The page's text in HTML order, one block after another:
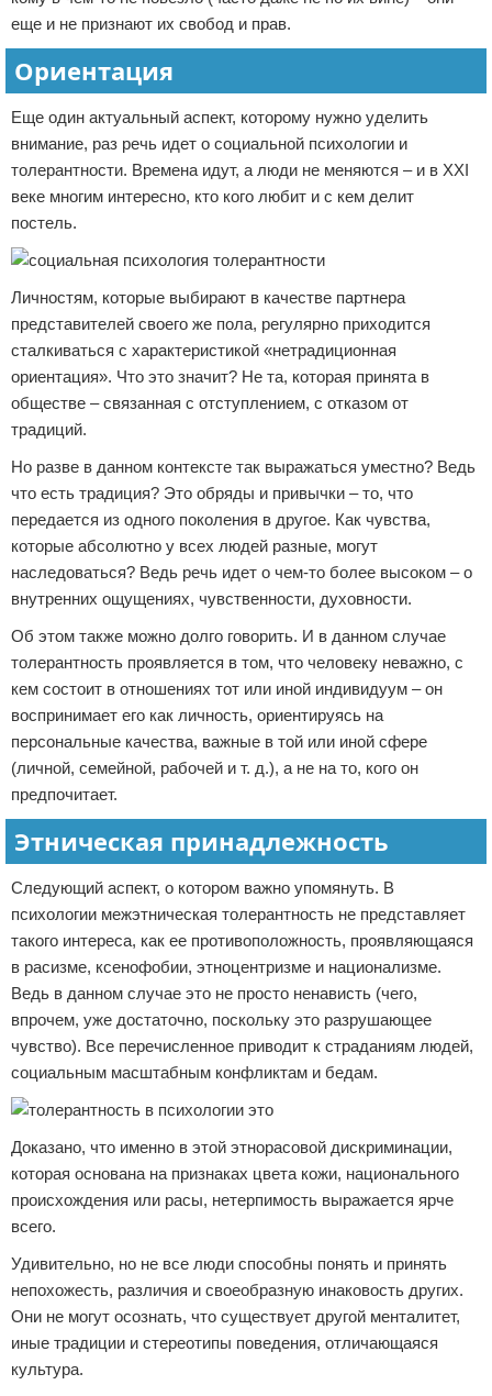
еще и не признают их свобод и прав.
Ориентация
Еще один актуальный аспект, которому нужно уделить
внимание, раз речь идет о социальной психологии и
толерантности. Времена идут, а люди не меняются – и в XXI
веке многим интересно, кто кого любит и с кем делит
постель.
Личностям, которые выбирают в качестве партнера
представителей своего же пола, регулярно приходится
сталкиваться с характеристикой «нетрадиционная
ориентация». Что это значит? Не та, которая принята в
обществе – связанная с отступлением, с отказом от
традиций.
Но разве в данном контексте так выражаться уместно? Ведь
что есть традиция? Это обряды и привычки – то, что
передается из одного поколения в другое. Как чувства,
которые абсолютно у всех людей разные, могут
наследоваться? Ведь речь идет о чем-то более высоком – о
внутренних ощущениях, чувственности, духовности.
Об этом также можно долго говорить. И в данном случае
толерантность проявляется в том, что человеку неважно, с
кем состоит в отношениях тот или иной индивидуум – он
воспринимает его как личность, ориентируясь на
персональные качества, важные в той или иной сфере
(личной, семейной, рабочей и т. д.), а не на то, кого он
предпочитает.
Этническая принадлежность
Следующий аспект, о котором важно упомянуть. В
психологии межэтническая толерантность не представляет
такого интереса, как ее противоположность, проявляющаяся
в расизме, ксенофобии, этноцентризме и национализме.
Ведь в данном случае это не просто ненависть (чего,
впрочем, уже достаточно, поскольку это разрушающее
чувство). Все перечисленное приводит к страданиям людей,
социальным масштабным конфликтам и бедам.
Доказано, что именно в этой этнорасовой дискриминации,
которая основана на признаках цвета кожи, национального
происхождения или расы, нетерпимость выражается ярче
всего.
Удивительно, но не все люди способны понять и принять
непохожесть, различия и своеобразную инаковость других.
Они не могут осознать, что существует другой менталитет,
иные традиции и стереотипы поведения, отличающаяся
культура.